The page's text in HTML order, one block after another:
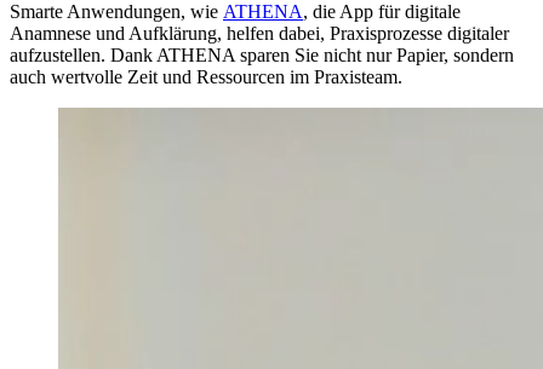
Smarte Anwendungen, wie ATHENA, die App für digitale
Anamnese und Aufklärung, helfen dabei, Praxisprozesse digitaler
aufzustellen. Dank ATHENA sparen Sie nicht nur Papier, sondern
auch wertvolle Zeit und Ressourcen im Praxisteam.